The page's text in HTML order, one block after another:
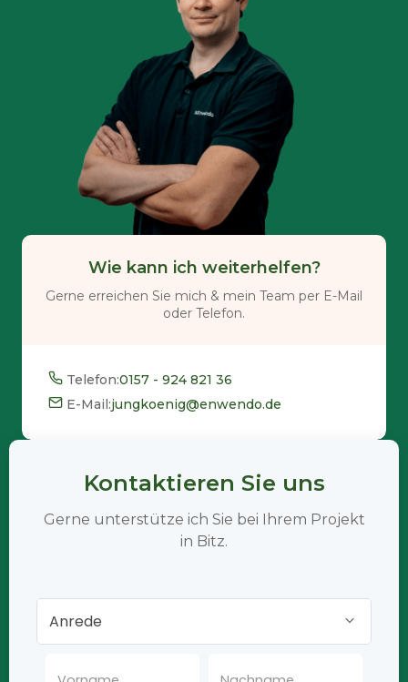
Wie kann ich weiterhelfen?
Gerne erreichen Sie mich & mein Team per E-Mail
oder Telefon.
Telefon:0157 - 924 821 36
E-Mail:jungkoenig@enwendo.de
Kontaktieren Sie uns
Gerne unterstütze ich Sie bei Ihrem Projekt
in Bitz.